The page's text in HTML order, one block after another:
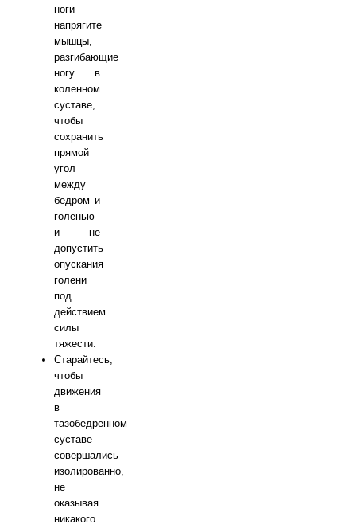
ноги
напрягите
мышцы,
разгибающие
ногу в
коленном
суставе,
чтобы
сохранить
прямой
угол
между
бедром и
голенью
и не
допустить
опускания
голени
под
действием
силы
тяжести.
Старайтесь,
чтобы
движения
в
тазобедренном
суставе
совершались
изолированно,
не
оказывая
никакого